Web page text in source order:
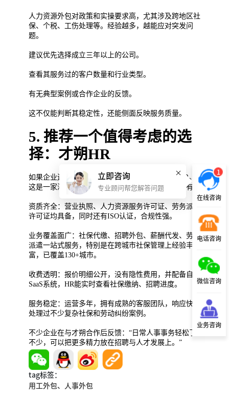
人力资源外包对政策和实操要求高，尤其涉及跨地区社
保、个税、工伤处理等。经验越多，越能应对突发问
题。
建议优先选择成立三年以上的公司。
查看其服务过的客户数量和行业类型。
有无典型案例或合作企业的反馈。
这不仅能判断其稳定性，还能侧面反映服务质量。
5. 推荐一个值得考虑的选
择：才朔HR
如果企业还没找到合适的合作方，可以考虑才朔HR。
这是一家深耕行业多年的外包服务公司，特点主要有：
资质齐全：营业执照、人力资源服务许可证、劳务派遣
许可证均具备，同时还有ISO认证，合规性强。
业务覆盖面广：社保代缴、招聘外包、薪酬代发、劳务
派遣一站式服务，特别是在跨城市社保管理上经验丰
富，已覆盖130+城市。
收费透明：报价明细公开，没有隐性费用，并配备自研
SaaS系统，HR能实时查看社保缴纳、招聘进度。
服务稳定：运营多年，拥有成熟的客服团队，响应快，
处理过不少复杂社保和劳动纠纷案例。
不少企业在与才朔合作后反馈：“日常人事事务轻松了
不少，可以把更多精力放在招聘与人才发展上。”
tag标签：
用工外包、
人事外包
1
在线咨询
电话咨询
微信咨询
业务咨询
立即咨询
专业顾问帮您解答问题